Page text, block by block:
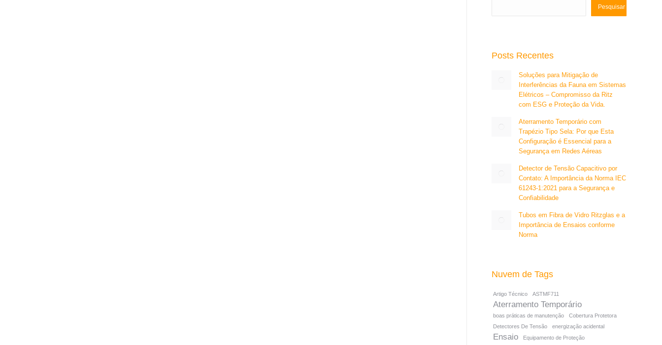
Pesquisar
Posts Recentes
Soluções para Mitigação de
Interferências da Fauna em Sistemas
Elétricos – Compromisso da Ritz
com ESG e Proteção da Vida.
Aterramento Temporário com
Trapézio Tipo Sela: Por que Esta
Configuração é Essencial para a
Segurança em Redes Aéreas
Detector de Tensão Capacitivo por
Contato: A Importância da Norma IEC
61243-1:2021 para a Segurança e
Confiabilidade
Tubos em Fibra de Vidro Ritzglas e a
Importância de Ensaios conforme
Norma
Nuvem de Tags
Artigo Técnico ASTMF711
Aterramento Temporário
boas práticas de manutenção
Cobertura Protetora
Detectores De Tensão
energização acidental
Ensaio
Equipamento de Proteção